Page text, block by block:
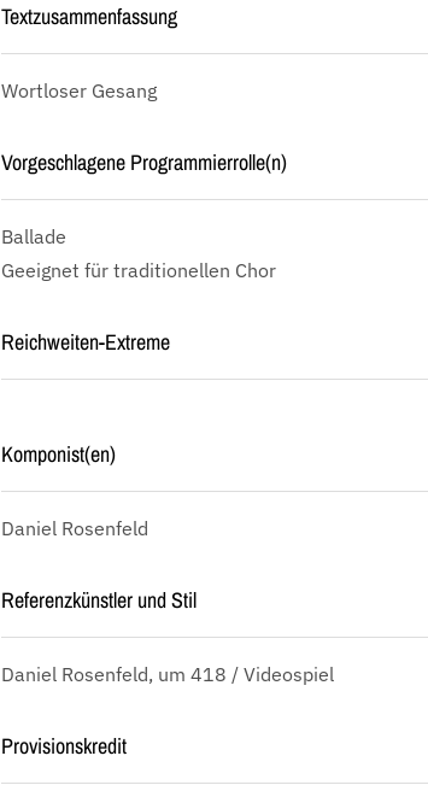
Textzusammenfassung
Wortloser Gesang
Vorgeschlagene Programmierrolle(n)
Ballade
Geeignet für traditionellen Chor
Reichweiten-Extreme
Komponist(en)
Daniel Rosenfeld
Referenzkünstler und Stil
Daniel Rosenfeld, um 418 / Videospiel
Provisionskredit